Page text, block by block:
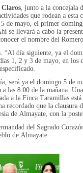
Claros, junto a la concejala
que rodean a
mayo, el primer
se llevará a cabo la
el nombre del
“Al día siguiente, ya el
1, 2 y 3 de mayo, en
será ya el domingo 5 de
las 8.00 de la mañana.
a la Finca Taramillas
recordado que la
de Almayate, con la
del Sagrado
de Almayate.